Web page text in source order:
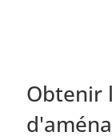
Obtenir